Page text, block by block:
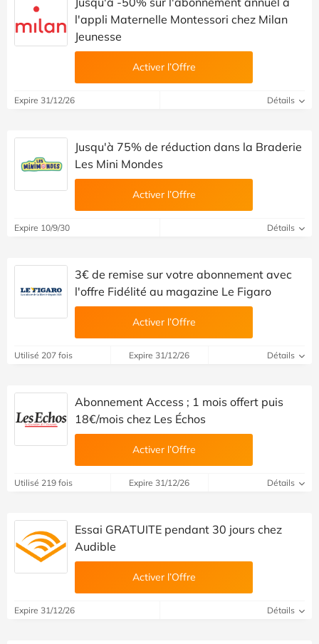
l'appli Maternelle Montessori chez Milan
Jeunesse
Activer l’Offre
Expire 31/12/26 Détails
Jusqu'à 75% de réduction dans la Braderie
Les Mini Mondes
Activer l’Offre
Expire 10/9/30 Détails
3€ de remise sur votre abonnement avec
l'offre Fidélité au magazine Le Figaro
Activer l’Offre
Utilisé 207 fois Expire 31/12/26 Détails
Abonnement Access ; 1 mois offert puis
18€/mois chez Les Échos
Activer l’Offre
Utilisé 219 fois Expire 31/12/26 Détails
Essai GRATUITE pendant 30 jours chez
Audible
Activer l’Offre
Expire 31/12/26 Détails